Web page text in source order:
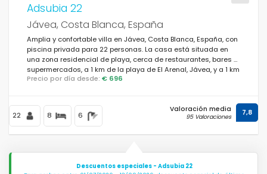
Descuentos especiales (126)
Adsubia 22
Jávea, Costa Blanca, España
Amplia y confortable villa en Jávea, Costa Blanca, España, con
piscina privada para 22 personas. La casa está situada en
una zona residencial de playa, cerca de restaurantes, bares y
supermercados, a 1 km de la playa de El Arenal, Jávea, y a 1 km
del Mediterráneo, Jávea.
Precio por día desde: € 696
22 8 6
Valoración media
95 Valoraciones 7,8
Descuentos especiales - Adsubia 22